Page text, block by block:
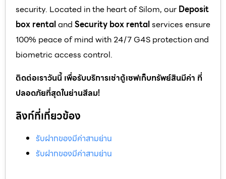
security. Located in the heart of Silom, our Deposit
box rentaland Security box rentalservices ensure
100% peace of mind with 24/7 G4S protection and
biometric access control.
ติดต่อเราวันนี้ เพื่อรับบริการเช่าตู้เซฟเก็บทรัพย์สินมีค่า ที่
ปลอดภัยที่สุดในย่านสีลม!
ลิงก์ที่เกี่ยวข้อง
รับฝากของมีค่าสามย่าน
รับฝากของมีค่าสามย่าน